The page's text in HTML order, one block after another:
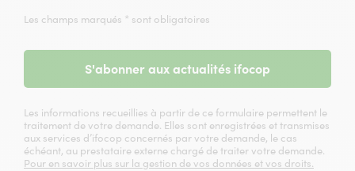
Les champs marqués * sont obligatoires
S'abonner aux actualités ifocop
Les informations recueillies à partir de ce formulaire permettent le
traitement de votre demande. Elles sont enregistrées et transmises
aux services d’ifocop concernés par votre demande, le cas
échéant, au prestataire externe chargé de traiter votre demande.
Pour en savoir plus sur la gestion de vos données et vos droits.